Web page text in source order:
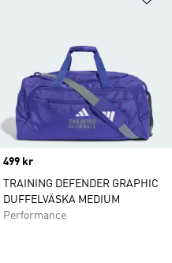
Price
499 kr
TRAINING DEFENDER GRAPHIC
DUFFELVÄSKA MEDIUM
Performance